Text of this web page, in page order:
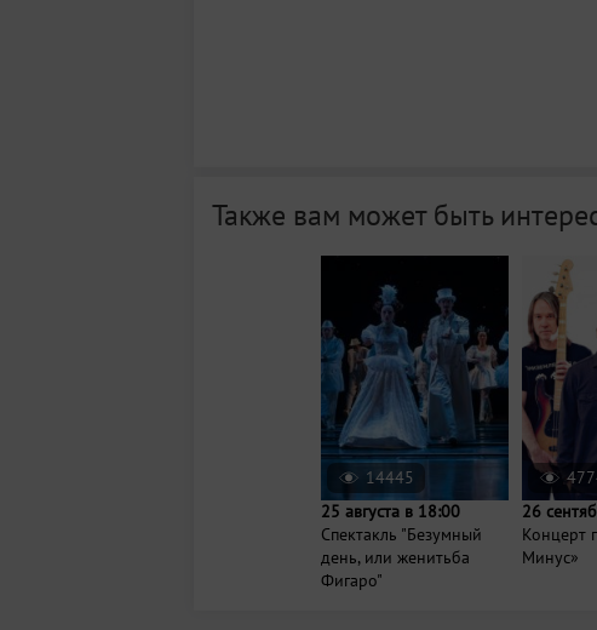
Также вам может быть
14445
25 августа в 18:00
Спектакль "Безумный
день, или женитьба
Фигаро"
26
Концерт
Минус»